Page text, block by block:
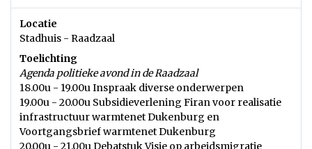
Locatie
Stadhuis - Raadzaal
Toelichting
Agenda politieke avond in de Raadzaal
18.00u - 19.00u Inspraak diverse onderwerpen
19.00u - 20.00u Subsidieverlening Firan voor realisatie
infrastructuur warmtenet Dukenburg en
Voortgangsbrief warmtenet Dukenburg
20.00u - 21.00u Debatstuk Visie op arbeidsmigratie